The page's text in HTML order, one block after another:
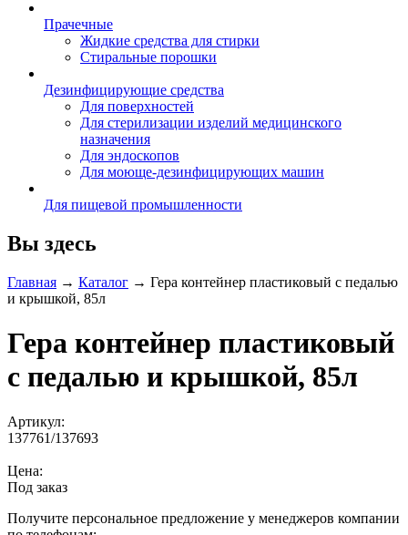
Прачечные
Жидкие средства для стирки
Стиральные порошки
Дезинфицирующие средства
Для поверхностей
Для стерилизации изделий медицинского
назначения
Для эндоскопов
Для моюще-дезинфицирующих машин
Для пищевой промышленности
Вы здесь
Главная → Каталог → Гера контейнер пластиковый с педалью
и крышкой, 85л
Гера контейнер пластиковый
с педалью и крышкой, 85л
Артикул:
137761/137693
Цена:
Под заказ
Получите персональное предложение у менеджеров компании